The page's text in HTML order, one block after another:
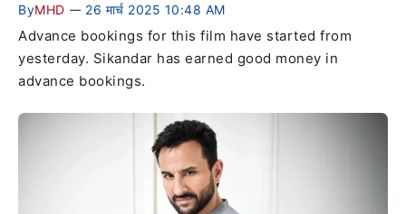
ByMHD — 26 मार्च 2025 10:48 AM
Advance bookings for this film have started from
yesterday. Sikandar has earned good money in
advance bookings.